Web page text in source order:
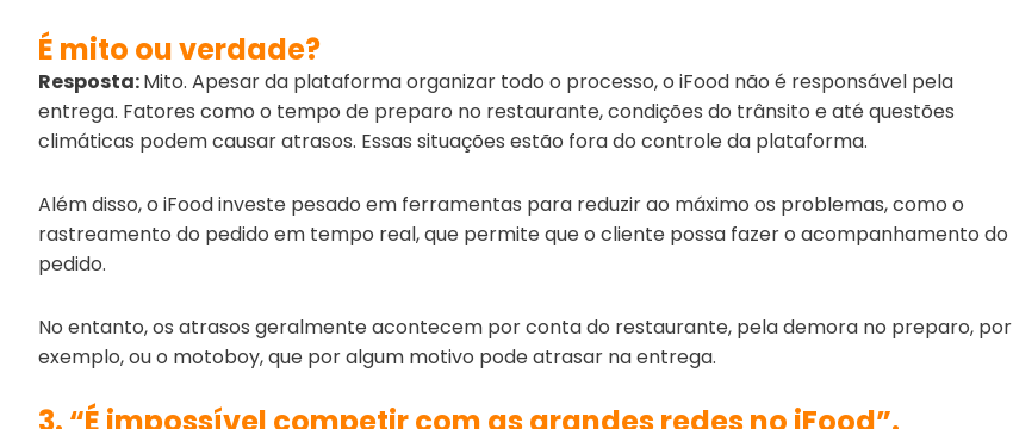
É mito ou verdade?
Resposta:Mito. Apesar da plataforma organizar todo o processo, o iFood não é responsável pela
entrega. Fatores como o tempo de preparo no restaurante, condições do trânsito e até questões
climáticas podem causar atrasos. Essas situações estão fora do controle da plataforma.
Além disso, o iFood investe pesado em ferramentas para reduzir ao máximo os problemas, como o
rastreamento do pedido em tempo real, que permite que o cliente possa fazer o acompanhamento do
pedido.
No entanto, os atrasos geralmente acontecem por conta do restaurante, pela demora no preparo, por
exemplo, ou o motoboy, que por algum motivo pode atrasar na entrega.
3. “É impossível competir com as grandes redes no iFood”.